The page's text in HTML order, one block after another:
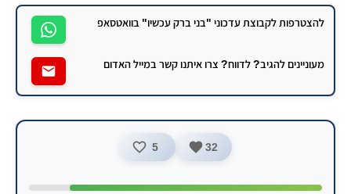
להצטרפות לקבוצת עדכוני "בני ברק עכשיו" בוואטסאפ
מעוניינים להגיב? לדווח? צרו איתנו קשר במייל האדום
32
5